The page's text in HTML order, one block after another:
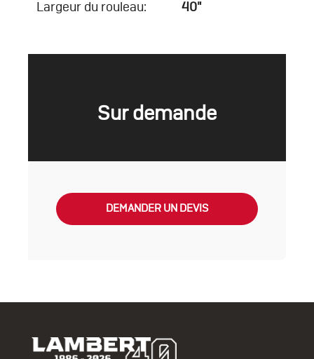
Largeur du rouleau: 40"
Sur demande
DEMANDER UN DEVIS